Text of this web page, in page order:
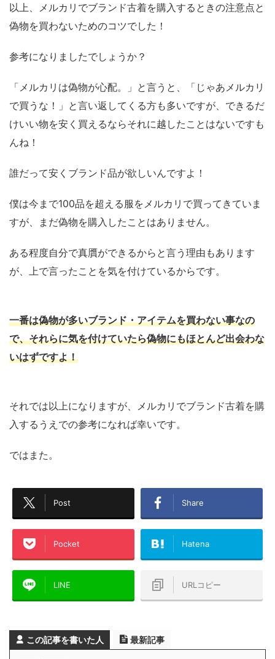
以上、メルカリでブランド古着を購入するときの注意点と
偽物を買わないためのコツでした！
参考になりましたでしょうか？
「メルカリは偽物が心配。」と言うと、「じゃあメルカリ
で買うな！」と言い返してくる方も多いですが、できるだ
けいい物を安く買えるならそれに越したことはないですも
んね！
誰だって安くブランド品が欲しいんですよ！
僕は今まで100品を超える服をメルカリで買ってきていま
すが、まだ偽物を購入したことはありません。
ある程度自分で真贋ができるからと言う理由もあります
が、上で言ったことを気を付けているからです。
一番は偽物が多いブランド・アイテムを買わない事なの
で、それらに気を付けていたら偽物にもほとんど出会わな
いはずですよ！
それでは以上になりますが、メルカリでブランド古着を購
入するうえでの参考になれば幸いです。
ではまた。
Post Share
Pocket Hatena
LINE URLコピー
この記事を書いた人 最新記事